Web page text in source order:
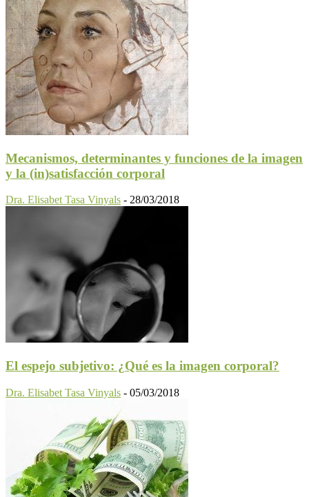
Mecanismos, determinantes y funciones de la imagen
y la (in)satisfacción corporal
Dra. Elisabet Tasa Vinyals - 28/03/2018
El espejo subjetivo: ¿Qué es la imagen corporal?
Dra. Elisabet Tasa Vinyals - 05/03/2018